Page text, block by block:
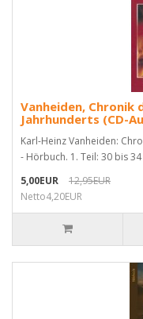
Vanheiden, Chronik
Jahrhunderts (CD-
Karl-Heinz Vanheiden:
- Hörbuch. 1. Teil: 30 bis 34
5,00EUR
12,95EUR
Netto4,20EUR